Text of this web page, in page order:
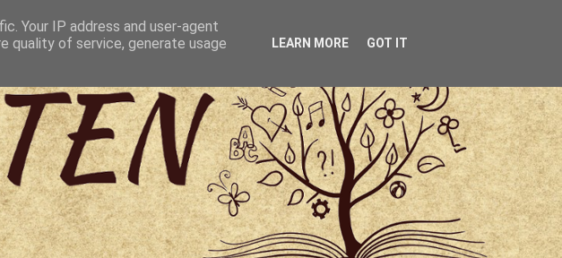
Your IP address and user-agent
quality of service, generate usage
LEARN MORE GOT IT